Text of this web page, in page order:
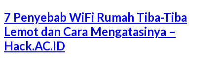
7 Penyebab WiFi Rumah Tiba-Tiba
Lemot dan Cara Mengatasinya –
Hack.AC.ID